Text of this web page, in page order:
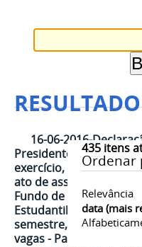
435itens
Ordenar
Relevância
data (mais
16-06-2016-
Presidente da
exercício, Michel
ato de assinatura do
Fundo de Financiamento
Estudantil - FIES 2016,
semestre, para
vagas - Palácio do